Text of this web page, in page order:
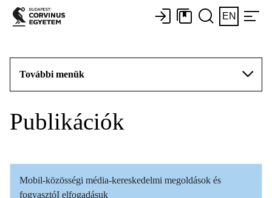
EN
További menük
Publikációk
Mobil-közösségi média-kereskedelmi megoldások és
fogyasztóI elfogadásuk